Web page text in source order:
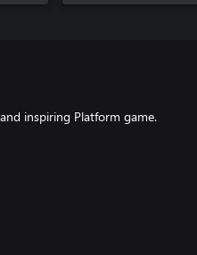
inspiring Platform game.